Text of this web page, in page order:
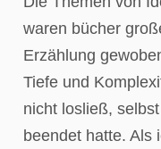
waren bücher
Erzählung
Tiefe und
nicht losließ,
beendet hatte. Als